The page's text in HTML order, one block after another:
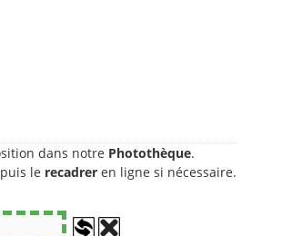
dans notre Photothèque.
le recadreren ligne si nécessaire.